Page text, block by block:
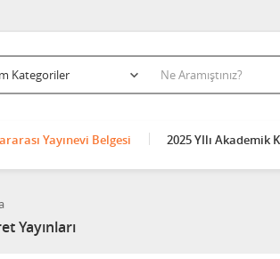
Yayınevi Belgesi 2025 YIlı Akademik
Yayınları